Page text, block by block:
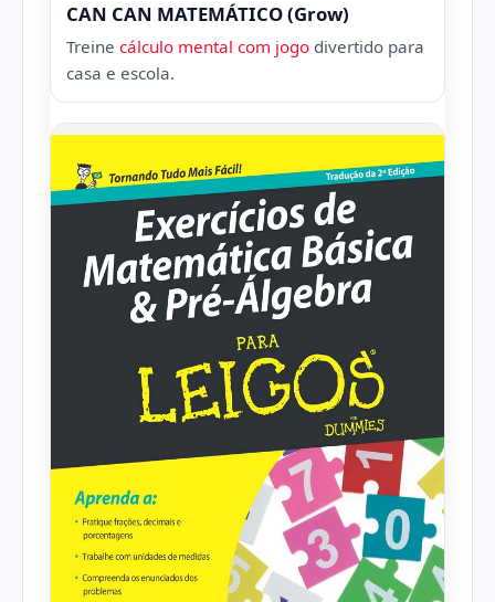
CAN CAN MATEMÁTICO (Grow)
Treine cálculo mental com jogo divertido para
casa e escola.